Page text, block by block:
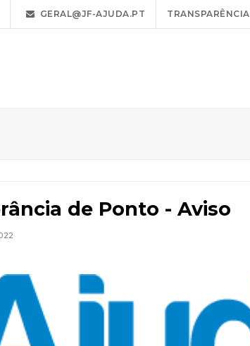
GERAL@JF-AJUDA.PT TRANSPARÊNCIA
de Ponto - Aviso